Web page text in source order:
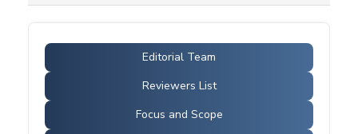
Editorial Team
Reviewers List
Focus and Scope